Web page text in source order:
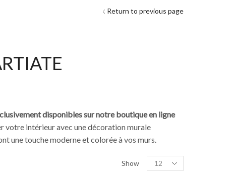
Return to previous page
disponibles sur notre boutique en ligne
votre intérieur avec une décoration murale
une touche moderne et colorée à vos murs.
Show